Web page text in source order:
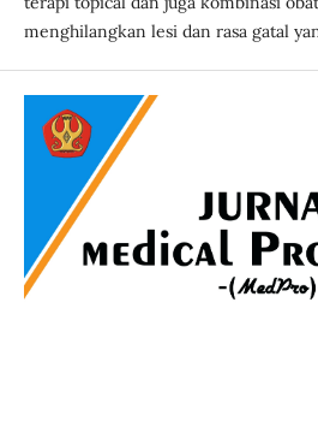
menghilangkan lesi dan rasa gatal